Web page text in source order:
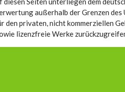
außerhalb der Grenzen
den privaten, nicht kommerziellen
lizenzfreie Werke